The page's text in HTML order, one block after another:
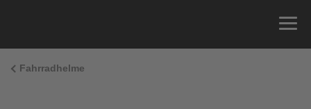
Fahrradhelme